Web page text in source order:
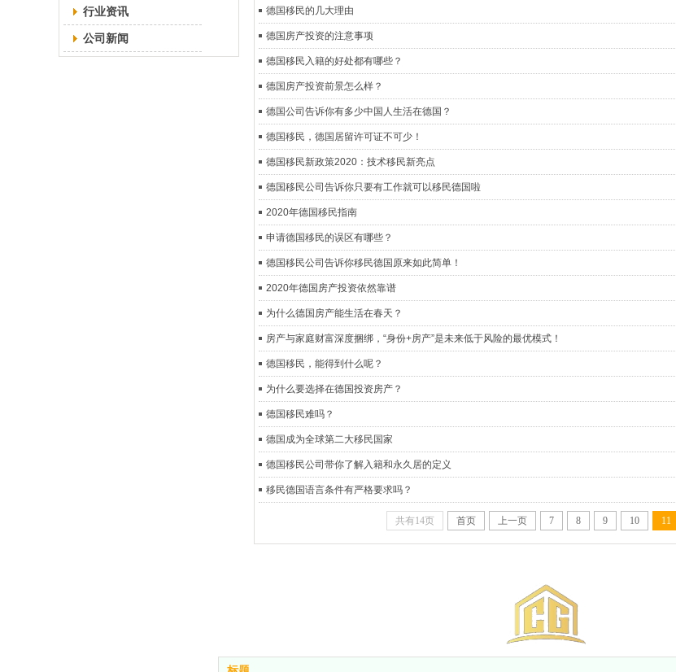
行业资讯
公司新闻
德国移民的几大理由
德国房产投资的注意事项
德国移民入籍的好处都有哪些？
德国房产投资前景怎么样？
德国公司告诉你有多少中国人生活在德国？
德国移民，德国居留许可证不可少！
德国移民新政策2020：技术移民新亮点
德国移民公司告诉你只要有工作就可以移民德国啦
2020年德国移民指南
申请德国移民的误区有哪些？
德国移民公司告诉你移民德国原来如此简单！
2020年德国房产投资依然靠谱
为什么德国房产能生活在春天？
房产与家庭财富深度捆绑，“身份+房产”是未来低于风险的最优模式！
德国移民，能得到什么呢？
为什么要选择在德国投资房产？
德国移民难吗？
德国成为全球第二大移民国家
德国移民公司带你了解入籍和永久居的定义
移民德国语言条件有严格要求吗？
共有14页 首页 上一页 7 8 9 10 11